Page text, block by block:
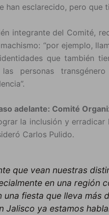
han esclarecido, pero que
integrante del Comité,
“por ejemplo,
que también
personas
adelante: Comité
la inclusión y
Carlos Pulido.
que vean nuestras
en una región
una fiesta que lleva más
Jalisco ya estamos